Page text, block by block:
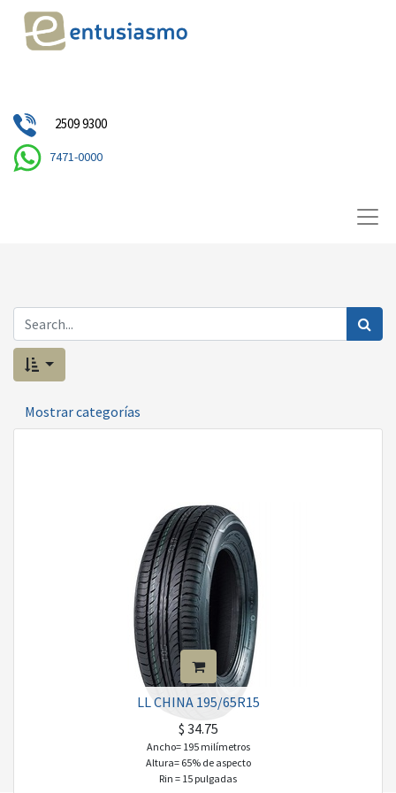
2509 9300
7471-0000
Mostrar categorías
LL CHINA 195/65R15
$ 34.75
Ancho= 195 milímetros
Altura= 65% de aspecto
Rin = 15 pulgadas